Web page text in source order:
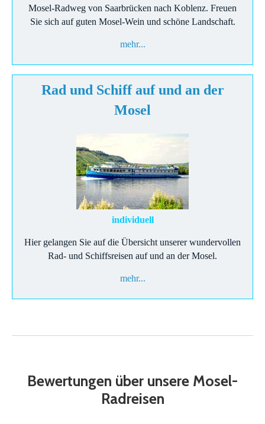
Mosel-Radweg von Saarbrücken nach Koblenz. Freuen
Sie sich auf guten Mosel-Wein und schöne Landschaft.
mehr...
Rad und Schiff auf und an der
Mosel
individuell
Hier gelangen Sie auf die Übersicht unserer wundervollen
Rad- und Schiffsreisen auf und an der Mosel.
mehr...
Bewertungen über unsere Mosel-
Radreisen